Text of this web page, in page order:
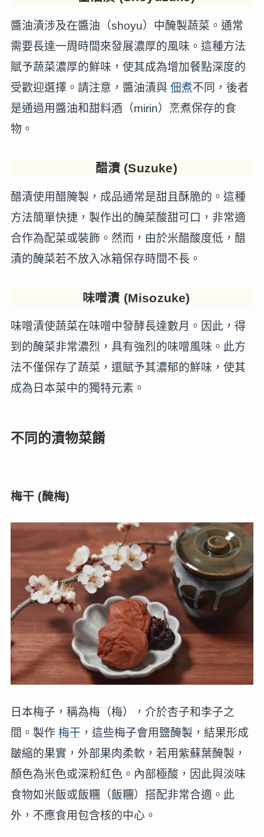
醬油漬涉及在醬油（shoyu）中醃製蔬菜。通常
需要長達一周時間來發展濃厚的風味。這種方法
賦予蔬菜濃厚的鮮味，使其成為增加餐點深度的
受歡迎選擇。請注意，醬油漬與 佃煮不同，後者
是通過用醬油和甜料酒（mirin）烹煮保存的食
物。
醋漬 (Suzuke)
醋漬使用醋腌製，成品通常是甜且酥脆的。這種
方法簡單快捷，製作出的醃菜酸甜可口，非常適
合作為配菜或裝飾。然而，由於米醋酸度低，醋
漬的醃菜若不放入冰箱保存時間不長。
味噌漬 (Misozuke)
味噌漬使蔬菜在味噌中發酵長達數月。因此，得
到的醃菜非常濃烈，具有強烈的味噌風味。此方
法不僅保存了蔬菜，還賦予其濃郁的鮮味，使其
成為日本菜中的獨特元素。
不同的漬物菜餚
梅干 (醃梅)
日本梅子，稱為梅（梅），介於杏子和李子之
間。製作 梅干 ，這些梅子會用鹽醃製，結果形成
皺縮的果實，外部果肉柔軟，若用紫蘇葉醃製，
顏色為米色或深粉紅色。內部極酸，因此與淡味
食物如米飯或飯糰（飯糰）搭配非常合適。此
外，不應食用包含核的中心。